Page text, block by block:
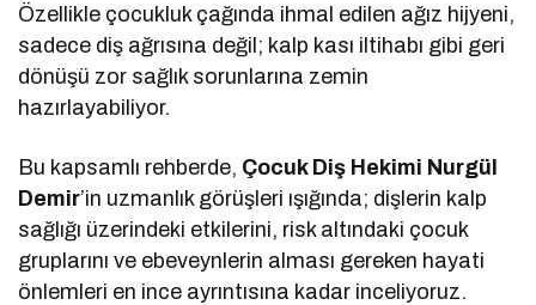
Özellikle çocukluk çağında ihmal edilen ağız hijyeni,
sadece diş ağrısına değil; kalp kası iltihabı gibi geri
dönüşü zor sağlık sorunlarına zemin
hazırlayabiliyor.
Bu kapsamlı rehberde, Çocuk Diş Hekimi Nurgül
Demir’in uzmanlık görüşleri ışığında; dişlerin kalp
sağlığı üzerindeki etkilerini, risk altındaki çocuk
gruplarını ve ebeveynlerin alması gereken hayati
önlemleri en ince ayrıntısına kadar inceliyoruz.